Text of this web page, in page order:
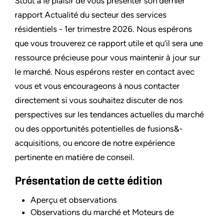
rapport Actualité du secteur des services
résidentiels - 1er trimestre 2026. Nous espérons
que vous trouverez ce rapport utile et qu’il sera une
ressource précieuse pour vous maintenir à jour sur
le marché. Nous espérons rester en contact avec
vous et vous encourageons à nous contacter
directement si vous souhaitez discuter de nos
perspectives sur les tendances actuelles du marché
ou des opportunités potentielles de fusions&-
acquisitions, ou encore de notre expérience
pertinente en matière de conseil.
Présentation de cette édition
Aperçu et observations
Observations du marché et Moteurs de